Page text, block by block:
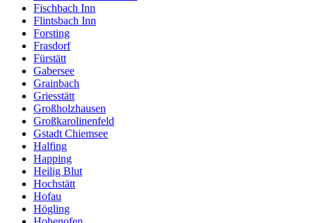
Fischbach Inn
Flintsbach Inn
Forsting
Frasdorf
Fürstätt
Gabersee
Grainbach
Griesstätt
Großholzhausen
Großkarolinenfeld
Gstadt Chiemsee
Halfing
Happing
Heilig Blut
Hochstätt
Hofau
Högling